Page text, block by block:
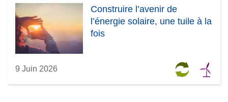
Construire l’avenir de
l’énergie solaire, une tuile à la
fois
9 Juin 2026